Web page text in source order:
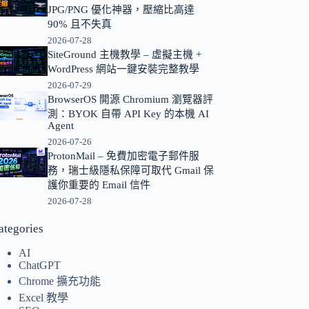
JPG/PNG 優化神器，壓縮比高達
90% 且不失真
2026-07-28
SiteGround 主機教學 – 虛擬主機 +
WordPress 網站一鍵安裝完整教學
2026-07-29
BrowserOS 開源 Chromium 瀏覽器評
測：BYOK 自帶 API Key 的本機 AI
Agent
2026-07-26
ProtonMail – 免費加密電子郵件服
務，瑞士級隱私保障可取代 Gmail 保
護你重要的 Email 信件
2026-07-28
AI
ChatGPT
Chrome 擴充功能
Excel 教學